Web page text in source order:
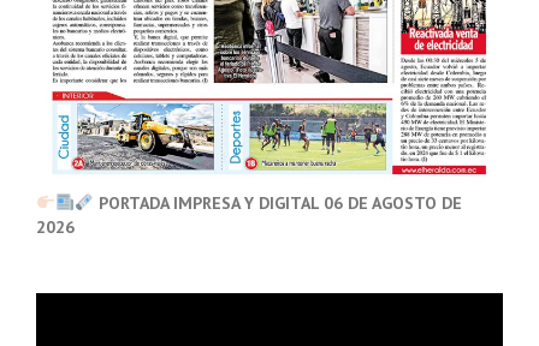
PORTADA IMPRESA Y DIGITAL 06 DE AGOSTO DE
2026